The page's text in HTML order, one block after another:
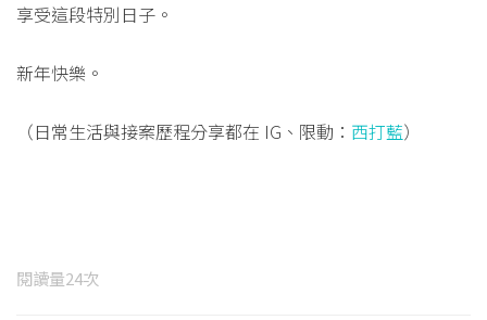
享受這段特別日子。
新年快樂。
（日常生活與接案歷程分享都在 IG、限動： 西打藍）
閱讀量24次